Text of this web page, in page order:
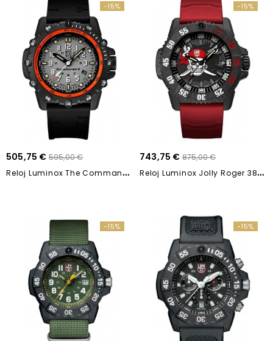
-15%
505,75 € 595,00 €
R
Eloj Luminox The Commando Frogman XS.3301...
-15%
743,75 € 875,00 €
R
Eloj Luminox Jolly Roger 3800 Series 46mm
-15% -15%